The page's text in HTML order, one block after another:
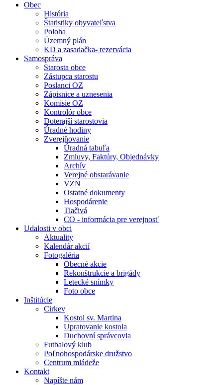
Obec
História
Štatistiky obyvateľstva
Poloha
Územný plán
KD a zasadačka- rezervácia
Samospráva
Starosta obce
Zástupca starostu
Poslanci OZ
Zápisnice a uznesenia
Komisie OZ
Kontrolór obce
Doterajší starostovia
Úradné hodiny
Zverejňovanie
Úradná tabuľa
Zmluvy, Faktúry, Objednávky
Archív
Verejné obstarávanie
VZN
Ostatné dokumenty
Hospodárenie
Tlačivá
CO - informácia pre verejnosť
Udalosti v obci
Aktuality
Kalendár akcií
Fotogaléria
Obecné akcie
Rekonštrukcie a brigády
Letecké snímky
Foto obce
Inštitúcie
Cirkev
Kostol sv. Martina
Upratovanie kostola
Duchovní správcovia
Futbalový klub
Poľnohospodárske družstvo
Centrum mládeže
Kontakt
Napíšte nám